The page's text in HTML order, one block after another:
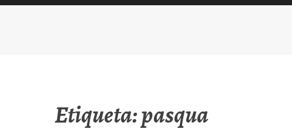
Etiqueta:pasqua